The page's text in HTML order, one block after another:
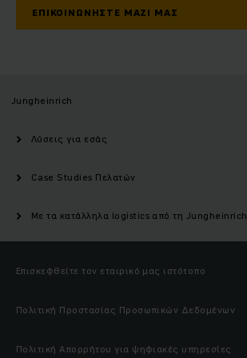
ΕΠΙΚΟΙΝΩΝΉΣΤΕ ΜΑΖΊ ΜΑΣ
Jungheinrich
Λύσεις για εσάς
Case Studies Πελατών
Με τα κατάλληλα logistics από τη Jungheinrich
Επισκεφθείτε τον εταιρικό μας ιστότοπο
Πολιτική Προστασίας Προσωπικών Δεδομένων
Πολιτική Απορρήτου για ψηφιακές υπηρεσίες